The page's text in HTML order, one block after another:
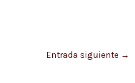
Entrada siguiente →